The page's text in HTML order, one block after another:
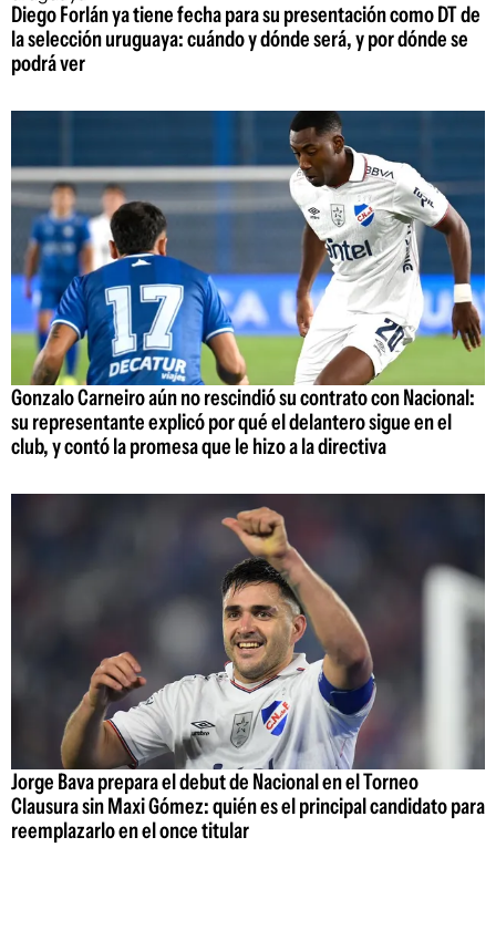
Diego Forlán ya tiene fecha para su presentación como DT de
la selección uruguaya: cuándo y dónde será, y por dónde se
podrá ver
Gonzalo Carneiro aún no rescindió su contrato con Nacional:
su representante explicó por qué el delantero sigue en el
club, y contó la promesa que le hizo a la directiva
Jorge Bava prepara el debut de Nacional en el Torneo
Clausura sin Maxi Gómez: quién es el principal candidato para
reemplazarlo en el once titular